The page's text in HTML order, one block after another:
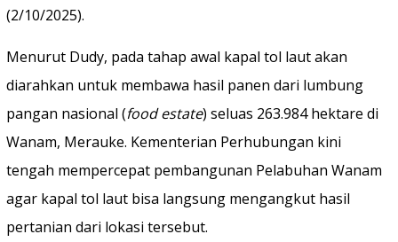
(2/10/2025).
Menurut Dudy, pada tahap awal kapal tol laut akan
diarahkan untuk membawa hasil panen dari lumbung
pangan nasional (food estate) seluas 263.984 hektare di
Wanam, Merauke. Kementerian Perhubungan kini
tengah mempercepat pembangunan Pelabuhan Wanam
agar kapal tol laut bisa langsung mengangkut hasil
pertanian dari lokasi tersebut.